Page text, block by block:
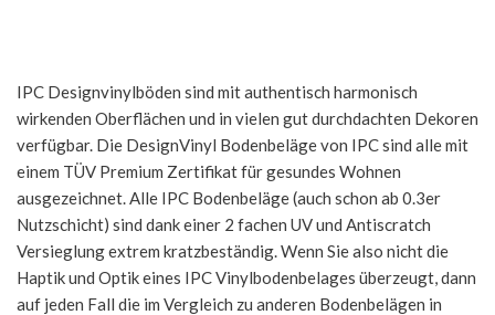
IPC Designvinylböden sind mit authentisch harmonisch
wirkenden Oberflächen und in vielen gut durchdachten Dekoren
verfügbar. Die DesignVinyl Bodenbeläge von IPC sind alle mit
einem TÜV Premium Zertifikat für gesundes Wohnen
ausgezeichnet. Alle IPC Bodenbeläge (auch schon ab 0.3er
Nutzschicht) sind dank einer 2 fachen UV und Antiscratch
Versieglung extrem kratzbeständig. Wenn Sie also nicht die
Haptik und Optik eines IPC Vinylbodenbelages überzeugt, dann
auf jeden Fall die im Vergleich zu anderen Bodenbelägen in